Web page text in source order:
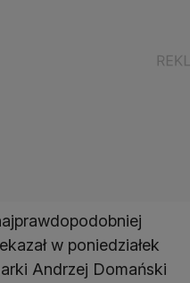
w poniedziałek
Andrzej Domański